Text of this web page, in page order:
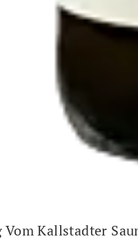
Vom Kallstadter